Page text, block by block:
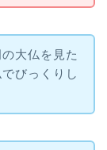
大仏を見た
びっくりし